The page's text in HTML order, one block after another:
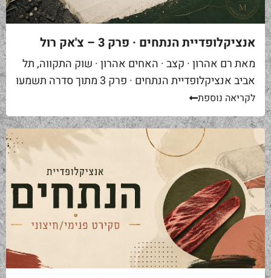
אנציקלופדיית הנתחים · פרק 3 – צ'אק רול
מאת רם אהרון · קצב · האחים אהרון · שוק התקווה, תל
אביב אנציקלופדיית הנתחים · פרק 3 מתוך סדרה תשמעו
סיפור. אתם באים לאחת ממסעדות הבשר הטובות...
לקריאה נוספת